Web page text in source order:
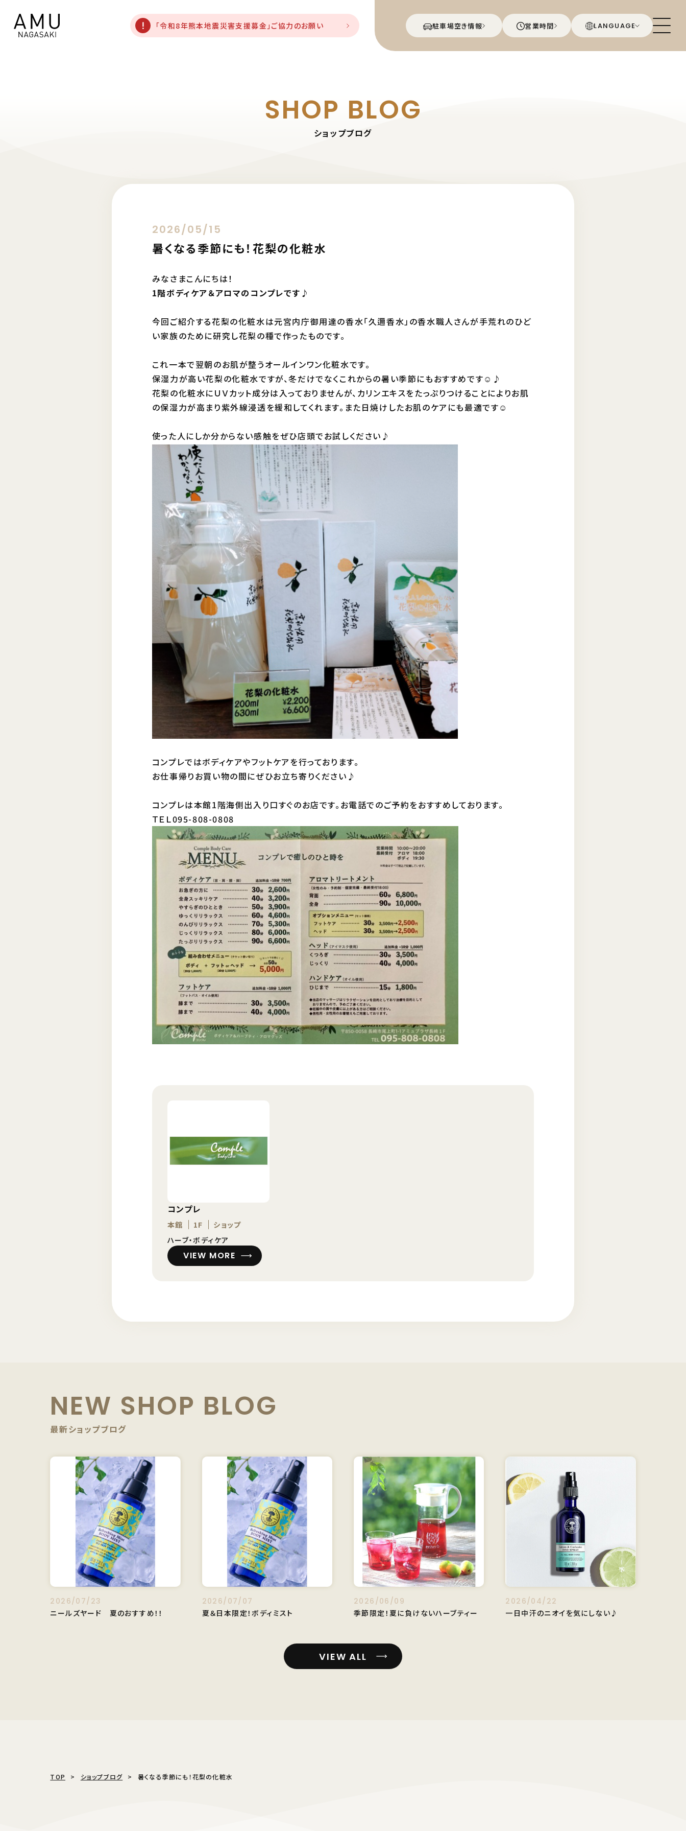
駐車場空き情報 営業時間 LANGUAGE
「令和8年熊本地震災害支援募金」ご協力のお願い
SHOP BLOG
ショップブログ
2026/05/15
暑くなる季節にも！花梨の化粧水
みなさまこんにちは！
1階ボディケア＆アロマのコンプレです♪
今回ご紹介する花梨の化粧水は元宮内庁御用達の香水「久邇香水」の香水職人さんが手荒れのひど
い家族のために研究し花梨の種で作ったものです。
これ一本で翌朝のお肌が整うオールインワン化粧水です。
保湿力が高い花梨の化粧水ですが、冬だけでなくこれからの暑い季節にもおすすめです☺♪
花梨の化粧水にＵＶカット成分は入っておりませんが、カリンエキスをたっぷりつけることによりお肌
の保湿力が高まり紫外線浸透を緩和してくれます。また日焼けしたお肌のケアにも最適です☺
使った人にしか分からない感触をぜひ店頭でお試しください♪
コンプレではボディケアやフットケアを行っております。
お仕事帰りお買い物の間にぜひお立ち寄りください♪
コンプレは本館1階海側出入り口すぐのお店です。お電話でのご予約をおすすめしております。
ＴＥＬ095-808-0808
コンプレ
本館 1F
ショップ
ハーブ・ボディケア
VIEW MORE
NEW SHOP BLOG
最新ショップブログ
2026/07/23
ニールズヤード 夏のおすすめ！！
2026/07/07
夏＆日本限定！ボディミスト
2026/06/09
季節限定！夏に負けないハーブティー
2026/04/22
一日中汗のニオイを気にしない♪
VIEW ALL
TOP ショップブログ 暑くなる季節にも！花梨の化粧水